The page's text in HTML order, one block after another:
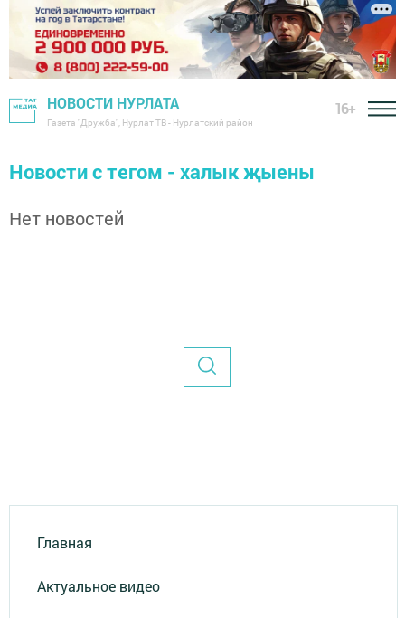
НОВОСТИ НУРЛАТА
Газета "Дружба", Нурлат ТВ - Нурлатский район
16+
Новости с тегом - халык җыены
Нет новостей
Главная
Актуальное видео